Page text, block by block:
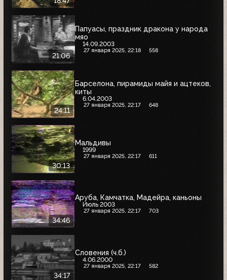
21:06
Папуасы, праздник дракона у народа
мяо
14.09.2003
27 января 2025, 22:18 558
24:11
Барселона, пирамиды майя и ацтеков,
киты
6.04.2003
27 января 2025, 22:17 648
30:13
Мальдивы
1999
27 января 2025, 22:17 611
34:46
Аруба, Камчатка, Мадейра, каньоны
Июль 2003
27 января 2025, 22:17 703
34:17
Словения (ч.б.)
4.06.2000
27 января 2025, 22:17 582